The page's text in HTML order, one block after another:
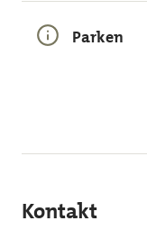
Parken
Kontakt